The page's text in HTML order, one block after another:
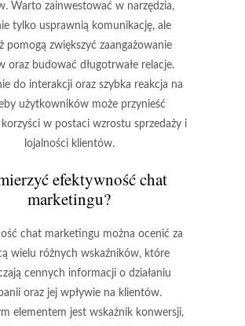
Warto zainwestować w narzędzia,
tylko usprawnią komunikację, ale
pomogą zwiększyć zaangażowanie
oraz budować długotrwałe relacje.
do interakcji oraz szybka reakcja na
użytkowników może przynieść
w postaci wzrostu sprzedaży i
lojalności klientów.
efektywność chat
marketingu?
chat marketingu można ocenić za
wielu różnych wskaźników, które
cennych informacji o działaniu
oraz jej wpływie na klientów.
elementem jest wskaźnik konwersji,